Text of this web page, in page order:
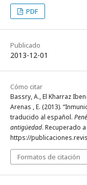
PDF
Publicado
2013-12-01
Cómo citar
Bassry, A., El Kharraz
Arenas , E. (2013).
traducido al español.
antigüedad. Recuperado
https://
Formatos de citación